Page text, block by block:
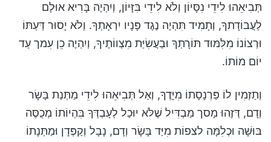
תְּבִיאֵהוּ לִידֵי נִסָּיוֹן וְלֹא לִידֵי בִּזָּיוֹן, וְיִהְיֶה בָּרִיא אוּלָם
לַעֲבוֹדָתךָ, וְתָמִיד תִּהְיֶה נֶגֶד פָּנָיו יִרְאָתְךָ. וְלֹא יָסוּר דַּעְתּוֹ
וּרְצוֹנוֹ מִלִּמּוּד תּוֹרָתְךָ וּבַעֲשִׂיַּת מִצְווֹתֶיךָ, וְיִהְיֶה כֵן עִמך עַד
יוֹם מוֹתוֹ.
וְתַזְמִין לוֹ פַּרְנָסָתוֹ מִיָּדֶךָ, וְאַל תְּבִיאֵהוּ לִידֵי מַתְּנַת בָּשָׂר
וְדָם, דְּזֶהוּ מָסך מַבְדִּיל שֶׁלֹּא יוּכַל לְעָבְדְּךָ בִּהְיוֹתוֹ מְכֻסֶּה
בּוּשָׁה וּכְלִמָּה לצפוֹת מִיַּד בָּשָׂר וְדָם, נָבָל וְקַפְּדָן וּמַתְּנָתוֹ